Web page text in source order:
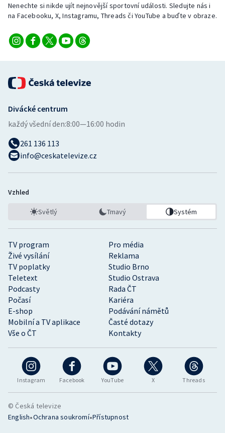
Nenechte si nikde ujít nejnovější sportovní události. Sledujte nás i
na Facebooku, X, Instagramu, Threads či YouTube a buďte v obraze.
Instagram Facebook YouTube X Threads
TV program
Pro média
Živé vysílání
Reklama
TV poplatky
Studio Brno
Teletext
Studio Ostrava
Podcasty
Rada ČT
Počasí
Kariéra
E-shop
Podávání námětů
Mobilní a TV aplikace
Časté dotazy
Vše o ČT
Kontakty
Divácké centrum
každý všední den:8:00—16:00 hodin
261 136 113
info@ceskatelevize.cz
Vzhled
Světlý Tmavý Systém
© Česká televize
English•Ochrana soukromí•Přístupnost